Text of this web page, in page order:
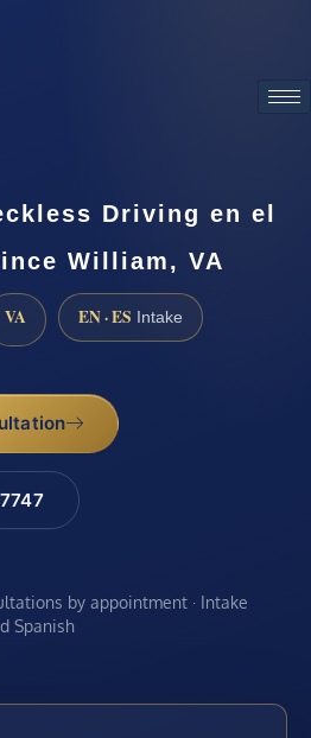
Driving en el
William, VA
VA EN · ES Intake
by appointment · Intake
Spanish